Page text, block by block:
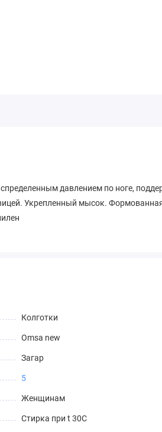
давлением по ноге,
Укрепленный мысок.
Колготки
Omsa new
Загар
5
Женщинам
Стирка при t 30С